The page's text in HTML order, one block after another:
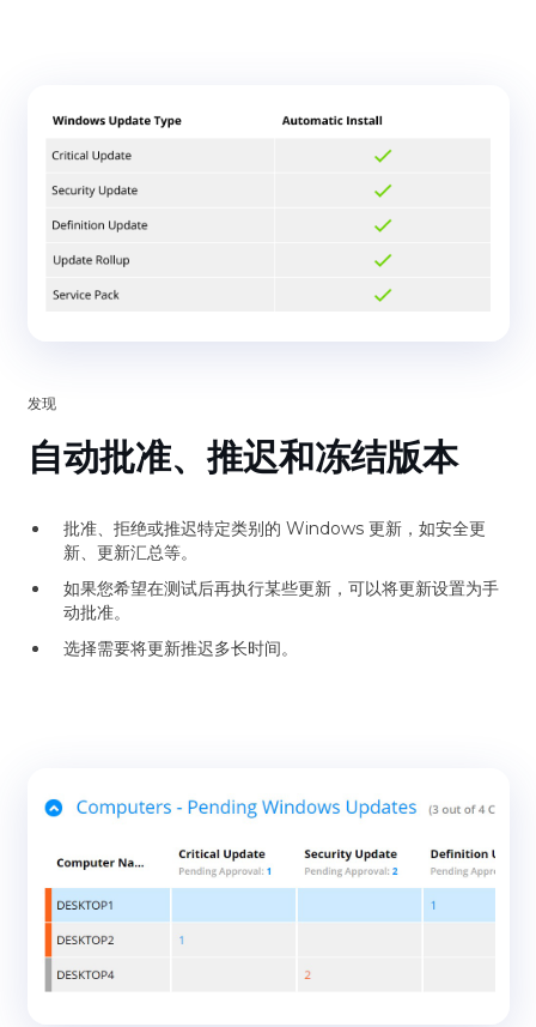
发现
自动批准、推迟和冻结版本
批准、拒绝或推迟特定类别的 Windows 更新，如安全更
新、更新汇总等。
如果您希望在测试后再执行某些更新，可以将更新设置为手
动批准。
选择需要将更新推迟多长时间。